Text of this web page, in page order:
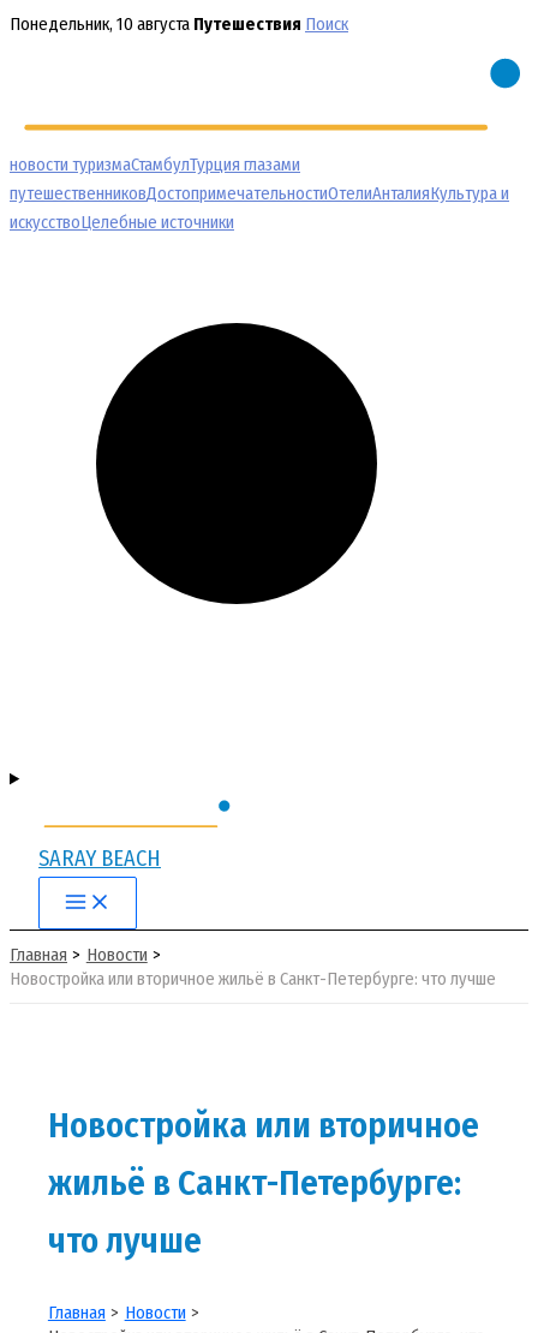
Перейти
Понедельник, 10 августа Путешествия Поиск
новости туризмаСтамбулТурция глазами
путешественниковДостопримечательностиОтелиАнталияКультура и
искусствоЦелебные источники
SARAY BEACH
Main
Menu
Главная
Новости
Новостройка или вторичное жильё в Санкт-Петербурге: что лучше
Новостройка или вторичное
жильё в Санкт-Петербурге:
что лучше
Главная
Новости